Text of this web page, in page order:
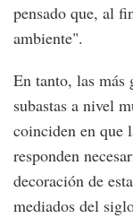
pensado que, al
ambiente".
En tanto, las más
subastas a nivel
coinciden en que
responden
decoración de
mediados del